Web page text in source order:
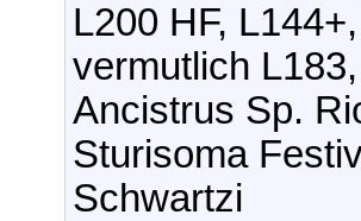
L200 HF,
vermutlich
Ancistrus Sp.
Sturisoma
Schwartzi